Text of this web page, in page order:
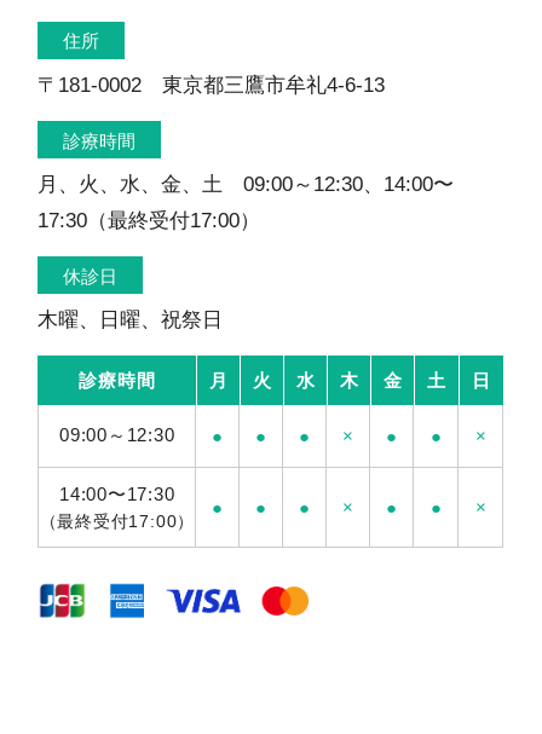
住所
〒181-0002 東京都三鷹市牟礼4-6-13
診療時間
月、火、水、金、土 09:00～12:30、14:00〜
17:30（最終受付17:00）
休診日
木曜、日曜、祝祭日
診療時間 月 火 水 木 金 土 日
09:00～12:30 ● ● ● × ● ● ×
14:00〜17:30
（最終受付17:00）
● ● ● × ● ● ×